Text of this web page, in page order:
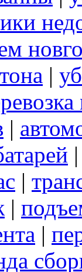
|
|
|
|
|